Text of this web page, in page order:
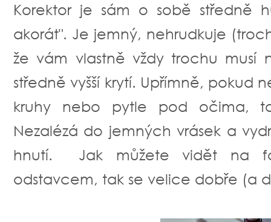
Korektor je sám o sobě středně
akorát". Je jemný, nehrudkuje
že vám vlastně vždy trochu
středně vyšší krytí. Upřímně, pokud
kruhy nebo pytle pod očima,
Nezalézá do jemných vrásek a
hnutí. Jak můžete vidět na
odstavcem, tak se velice dobře (a